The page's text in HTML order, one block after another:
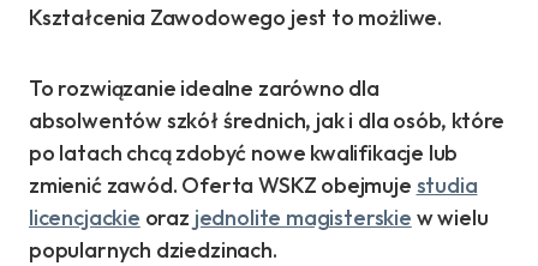
Kształcenia Zawodowego jest to możliwe.
To rozwiązanie idealne zarówno dla
absolwentów szkół średnich, jak i dla osób, które
po latach chcą zdobyć nowe kwalifikacje lub
zmienić zawód. Oferta WSKZ obejmuje studia
licencjackie oraz jednolite magisterskie w wielu
popularnych dziedzinach.